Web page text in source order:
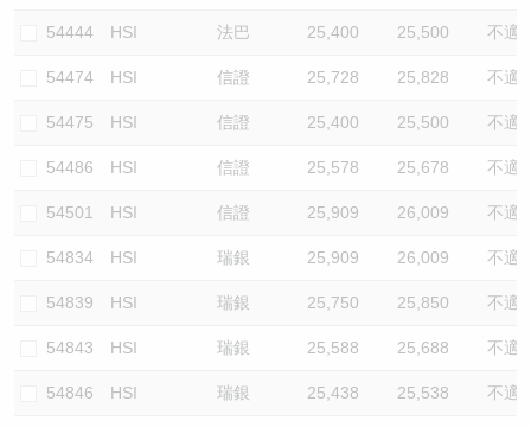
54444 HSI 法巴 25,400 25,500 不適
54474 HSI 信證 25,728 25,828 不適
54475 HSI 信證 25,400 25,500 不適
54486 HSI 信證 25,578 25,678 不適
54501 HSI 信證 25,909 26,009 不適
54834 HSI 瑞銀 25,909 26,009 不適
54839 HSI 瑞銀 25,750 25,850 不適
54843 HSI 瑞銀 25,588 25,688 不適
54846 HSI 瑞銀 25,438 25,538 不適